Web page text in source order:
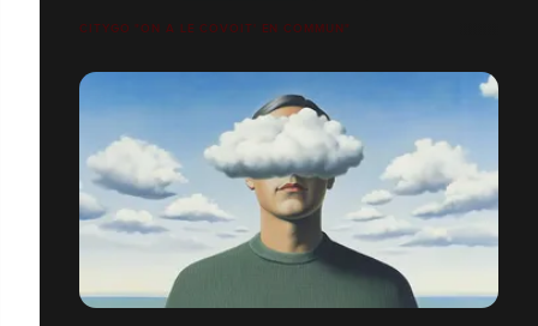
CITYGO "ON A LE COVOIT' EN COMMUN"